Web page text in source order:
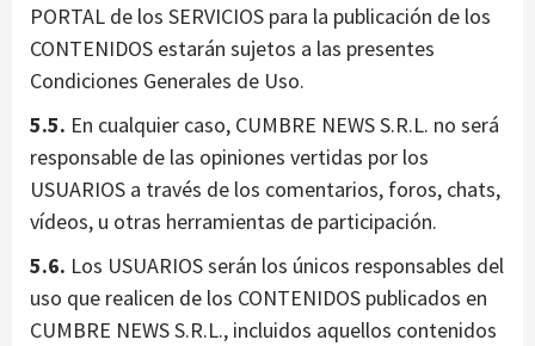
PORTAL de los SERVICIOS para la publicación de los
CONTENIDOS estarán sujetos a las presentes
Condiciones Generales de Uso.
5.5. En cualquier caso, CUMBRE NEWS S.R.L. no será
responsable de las opiniones vertidas por los
USUARIOS a través de los comentarios, foros, chats,
vídeos, u otras herramientas de participación.
5.6. Los USUARIOS serán los únicos responsables del
uso que realicen de los CONTENIDOS publicados en
CUMBRE NEWS S.R.L., incluidos aquellos contenidos